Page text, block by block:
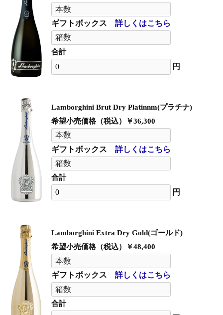
ギフトボックス詳しくはこちら
合計
円
Lamborghini Brut Dry Platinnm(プラチナ)
希望小売価格（税込）￥36,300
ギフトボックス詳しくはこちら
合計
円
Lamborghini Extra Dry Gold(ゴールド)
希望小売価格（税込）￥48,400
ギフトボックス詳しくはこちら
合計